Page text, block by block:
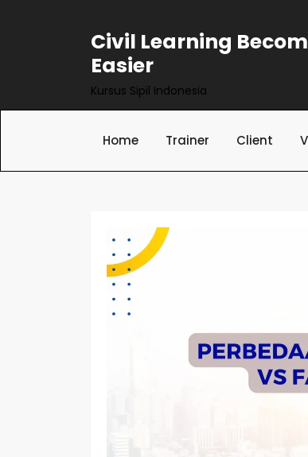
Civil Learning
Easier
Kursus Sipil Indonesia
Home Trainer Client